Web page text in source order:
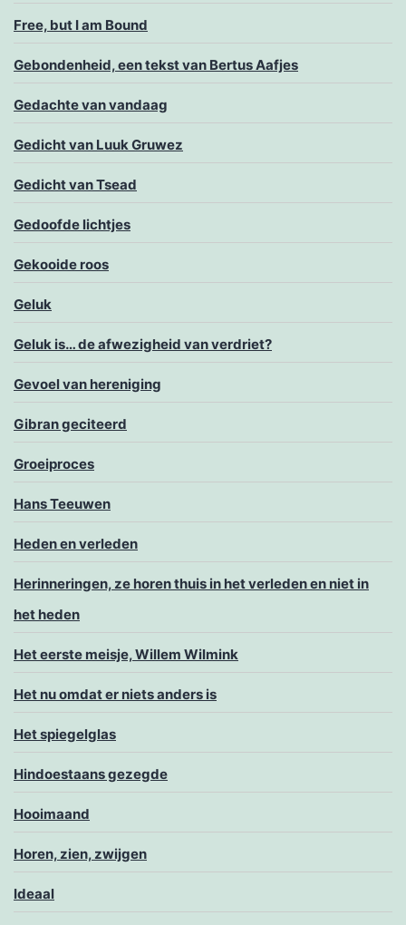
Free, but I am Bound
Gebondenheid, een tekst van Bertus Aafjes
Gedachte van vandaag
Gedicht van Luuk Gruwez
Gedicht van Tsead
Gedoofde lichtjes
Gekooide roos
Geluk
Geluk is… de afwezigheid van verdriet?
Gevoel van hereniging
Gibran geciteerd
Groeiproces
Hans Teeuwen
Heden en verleden
Herinneringen, ze horen thuis in het verleden en niet in
het heden
Het eerste meisje, Willem Wilmink
Het nu omdat er niets anders is
Het spiegelglas
Hindoestaans gezegde
Hooimaand
Horen, zien, zwijgen
Ideaal